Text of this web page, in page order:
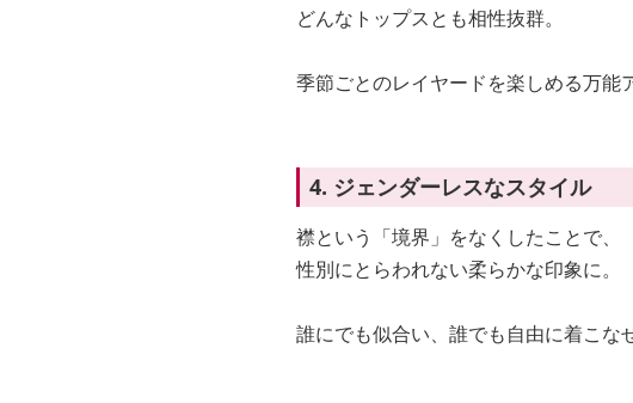
どんなトップスとも相性抜群。
季節ごとのレイヤードを楽しめる万能
4. ジェンダーレスなスタイル
襟という「境界」をなくしたことで、
性別にとらわれない柔らかな印象に。
誰にでも似合い、誰でも自由に着こな